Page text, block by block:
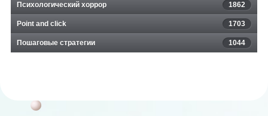
Психологический хоррор 1862
Point and click 1703
Пошаговые стратегии 1044